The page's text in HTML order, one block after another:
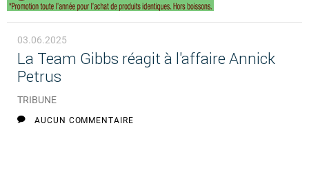
03.06.2025
La Team Gibbs réagit à l'affaire Annick
Petrus
TRIBUNE
AUCUN COMMENTAIRE